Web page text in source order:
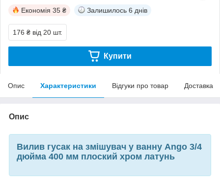
Економія 35 ₴ Залишилось 6 днів
176 ₴ від 20 шт.
Купити
Опис Характеристики Відгуки про товар Доставка
Опис
Вилив гусак на змішувач у ванну Ango 3/4
дюйма 400 мм плоский хром латунь